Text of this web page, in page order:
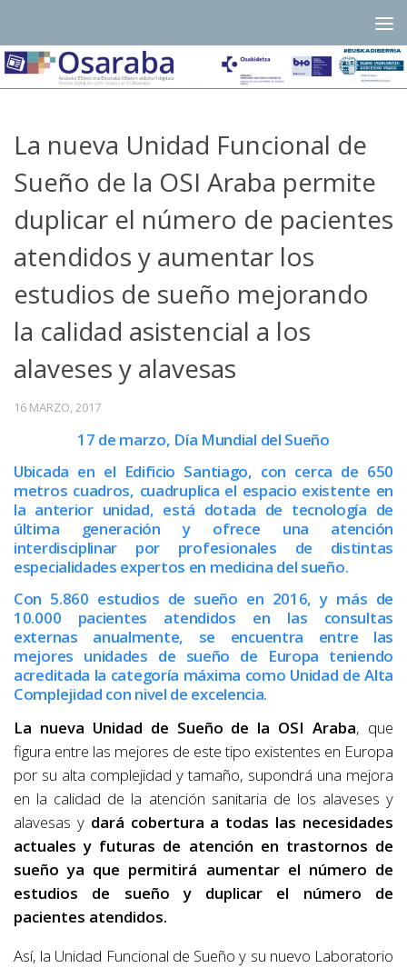
La nueva Unidad Funcional de
Sueño de la OSI Araba permite
duplicar el número de pacientes
atendidos y aumentar los
estudios de sueño mejorando
la calidad asistencial a los
alaveses y alavesas
16 MARZO, 2017
17 de marzo, Día Mundial del Sueño
Ubicada en el Edificio Santiago, con cerca de 650
metros cuadros, cuadruplica el espacio existente en
la anterior unidad, está dotada de tecnología de
última generación y ofrece una atención
interdisciplinar por profesionales de distintas
especialidades expertos en medicina del sueño.
Con 5.860 estudios de sueño en 2016, y más de
10.000 pacientes atendidos en las consultas
externas anualmente, se encuentra entre las
mejores unidades de sueño de Europa teniendo
acreditada la categoría máxima como Unidad de Alta
Complejidad con nivel de excelencia.
La nueva Unidad de Sueño de la OSI Araba, que
figura entre las mejores de este tipo existentes en Europa
por su alta complejidad y tamaño, supondrá una mejora
en la calidad de la atención sanitaria de los alaveses y
alavesas y dará cobertura a todas las necesidades
actuales y futuras de atención en trastornos de
sueño ya que permitirá aumentar el número de
estudios de sueño y duplicar el número de
pacientes atendidos.
Así, la Unidad Funcional de Sueño y su nuevo Laboratorio